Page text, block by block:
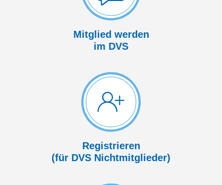
Mitglied werden
im DVS
Registrieren
(für DVS Nicht­mitglieder)